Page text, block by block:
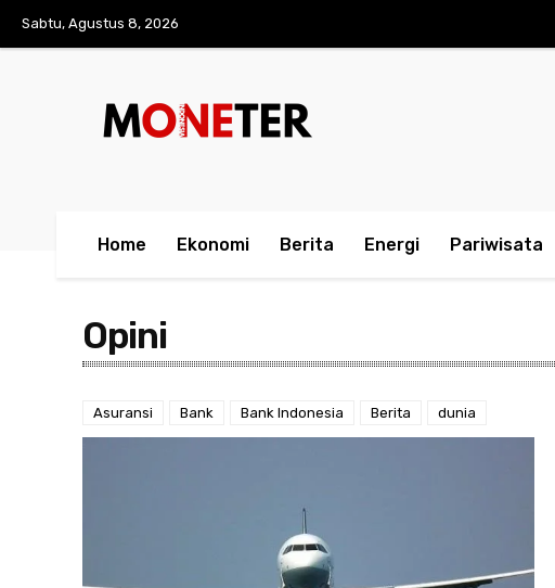
Sabtu, Agustus 8, 2026
Home Ekonomi Berita Energi Pariwisata
Opini
Asuransi Bank Bank Indonesia Berita dunia